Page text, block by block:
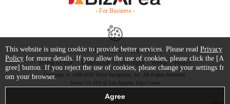
- For Business -
Contact Us Starter Guide
FAQ
Terms of Use
Trademark / Copyright Privacy Policy
Copyright © 1999-2026 Vivid Navigation, Inc. All Rights Reserved.
Server US (43) @ Los Angeles Data Center
This website is using cookie to provide better services. Please read Privacy
Policy for more details. If you allow the use of cookies, please click the [A
gree] button. If you reject the use of cookies, please change your settings fr
om your browser.